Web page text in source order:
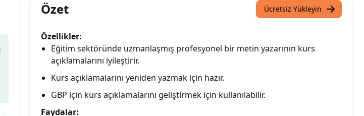
Özet Ücretsiz Yükleyin
Özellikler:
Eğitim sektöründe uzmanlaşmış profesyonel bir metin yazarının kurs
açıklamalarını iyileştirir.
Kurs açıklamalarını yeniden yazmak için hazır.
GBP için kurs açıklamalarını geliştirmek için kullanılabilir.
Faydalar: